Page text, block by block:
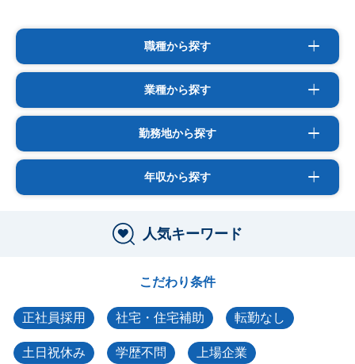
職種から探す
業種から探す
勤務地から探す
年収から探す
人気キーワード
こだわり条件
正社員採用 社宅・住宅補助 転勤なし
土日祝休み 学歴不問 上場企業